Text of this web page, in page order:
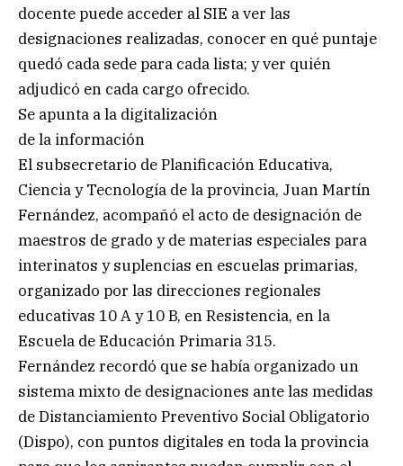
docente puede acceder al SIE a ver las
designaciones realizadas, conocer en qué puntaje
quedó cada sede para cada lista; y ver quién
adjudicó en cada cargo ofrecido.
Se apunta a la digitalización
de la información
El subsecretario de Planificación Educativa,
Ciencia y Tecnología de la provincia, Juan Martín
Fernández, acompañó el acto de designación de
maestros de grado y de materias especiales para
interinatos y suplencias en escuelas primarias,
organizado por las direcciones regionales
educativas 10 A y 10 B, en Resistencia, en la
Escuela de Educación Primaria 315.
Fernández recordó que se había organizado un
sistema mixto de designaciones ante las medidas
de Distanciamiento Preventivo Social Obligatorio
(Dispo), con puntos digitales en toda la provincia